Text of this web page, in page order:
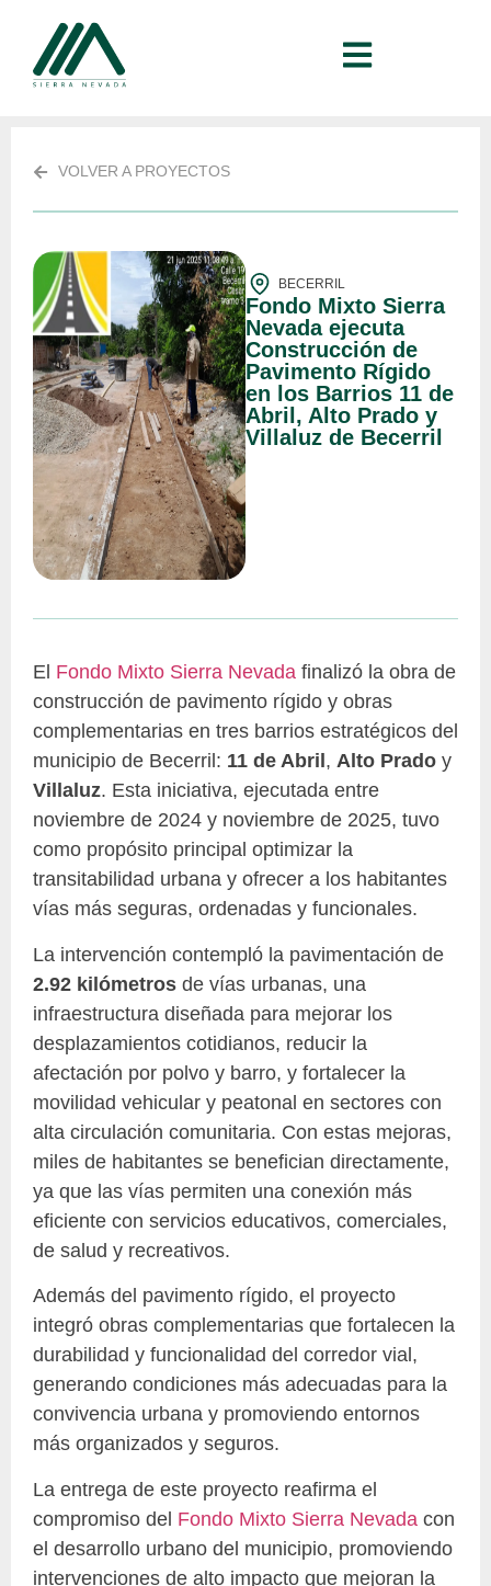
VOLVER A PROYECTOS
BECERRIL
Fondo Mixto Sierra
Nevada ejecuta
Construcción de
Pavimento Rígido
en los Barrios 11 de
Abril, Alto Prado y
Villaluz de Becerril
El Fondo Mixto Sierra Nevada finalizó la obra de
construcción de pavimento rígido y obras
complementarias en tres barrios estratégicos del
municipio de Becerril: 11 de Abril , Alto Prado y
Villaluz. Esta iniciativa, ejecutada entre
noviembre de 2024 y noviembre de 2025, tuvo
como propósito principal optimizar la
transitabilidad urbana y ofrecer a los habitantes
vías más seguras, ordenadas y funcionales.
La intervención contempló la pavimentación de
2.92 kilómetros de vías urbanas, una
infraestructura diseñada para mejorar los
desplazamientos cotidianos, reducir la
afectación por polvo y barro, y fortalecer la
movilidad vehicular y peatonal en sectores con
alta circulación comunitaria. Con estas mejoras,
miles de habitantes se benefician directamente,
ya que las vías permiten una conexión más
eficiente con servicios educativos, comerciales,
de salud y recreativos.
Además del pavimento rígido, el proyecto
integró obras complementarias que fortalecen la
durabilidad y funcionalidad del corredor vial,
generando condiciones más adecuadas para la
convivencia urbana y promoviendo entornos
más organizados y seguros.
La entrega de este proyecto reafirma el
compromiso del Fondo Mixto Sierra Nevada con
el desarrollo urbano del municipio, promoviendo
intervenciones de alto impacto que mejoran la